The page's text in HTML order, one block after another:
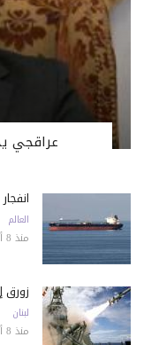
عراقجي
العالم
منذ 8 أيام
زورق
لبنان
منذ 8 أيام